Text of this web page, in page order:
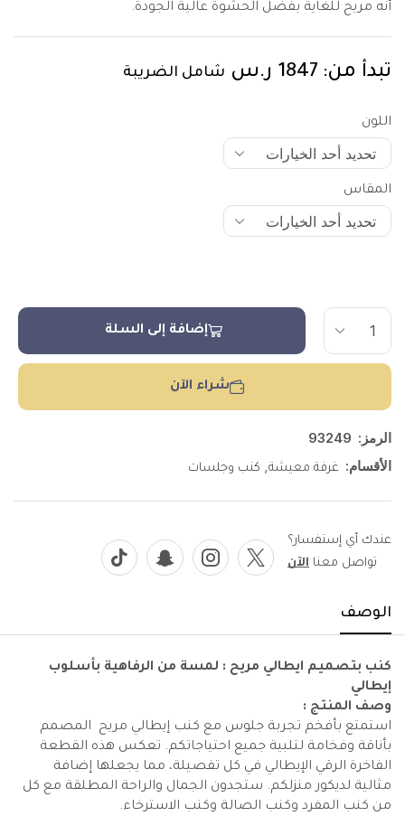
أنه مريح للغاية بفضل الحشوة عالية الجودة.
تبدأ من: 1847 ر.س شامل الضريبة
اللون
المقاس
إضافة إلى السلة
شراء الآن
الرمز: 93249
الأقسام: غرفة معيشة, كنب وجلسات
عندك أي إستفسار؟
تواصل معنا الآن
الوصف
كنب بتصميم ايطالي مريح : لمسة من الرفاهية بأسلوب
إيطالي
وصف المنتج :
استمتع بأفخم تجربة جلوس مع كنب إيطالي مريح المصمم
بأناقة وفخامة لتلبية جميع احتياجاتكم. تعكس هذه القطعة
الفاخرة الرقي الإيطالي في كل تفصيلة، مما يجعلها إضافة
مثالية لديكور منزلكم. ستجدون الجمال والراحة المطلقة مع كل
من كنب المفرد وكنب الصالة وكنب الاسترخاء.